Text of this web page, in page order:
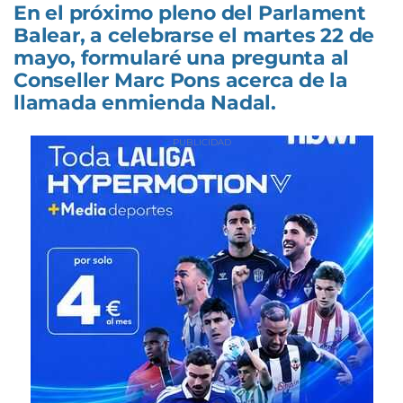
En el próximo pleno del Parlament
Balear, a celebrarse el martes 22 de
mayo, formularé una pregunta al
Conseller Marc Pons acerca de la
llamada enmienda Nadal.